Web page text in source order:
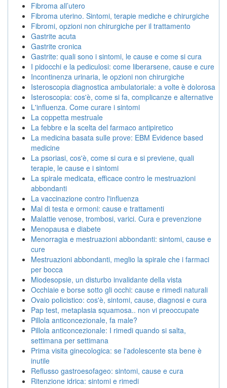
Fibroma all’utero
Fibroma uterino. Sintomi, terapie mediche e chirurgiche
Fibromi, opzioni non chirurgiche per il trattamento
Gastrite acuta
Gastrite cronica
Gastrite: quali sono i sintomi, le cause e come si cura
I pidocchi e la pediculosi: come liberarsene, cause e cure
Incontinenza urinaria, le opzioni non chirurgiche
Isteroscopia diagnostica ambulatoriale: a volte è dolorosa
Isteroscopia: cos'è, come si fa, complicanze e alternative
L'influenza. Come curare i sintomi
La coppetta mestruale
La febbre e la scelta del farmaco antipiretico
La medicina basata sulle prove: EBM Evidence based
medicine
La psoriasi, cos'è, come si cura e si previene, quali
terapie, le cause e i sintomi
La spirale medicata, efficace contro le mestruazioni
abbondanti
La vaccinazione contro l'influenza
Mal di testa e ormoni: cause e trattamenti
Malattie venose, trombosi, varici. Cura e prevenzione
Menopausa e diabete
Menorragia e mestruazioni abbondanti: sintomi, cause e
cure
Mestruazioni abbondanti, meglio la spirale che i farmaci
per bocca
Miodesopsie, un disturbo invalidante della vista
Occhiaie e borse sotto gli occhi: cause e rimedi naturali
Ovaio policistico: cos'è, sintomi, cause, diagnosi e cura
Pap test, metaplasia squamosa.. non vi preoccupate
Pillola anticoncezionale, fa male?
Pillola anticoncezionale: I rimedi quando si salta,
settimana per settimana
Prima visita ginecologica: se l'adolescente sta bene è
inutile
Reflusso gastroesofageo: sintomi, cause e cura
Ritenzione idrica: sintomi e rimedi